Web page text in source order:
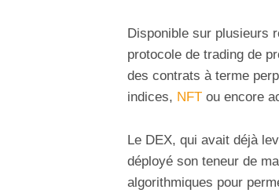
Disponible sur plusieurs
protocole de trading de
des contrats à terme
indices, NFT ou encore
Le DEX, qui avait déjà
déployé son teneur de
algorithmiques pour